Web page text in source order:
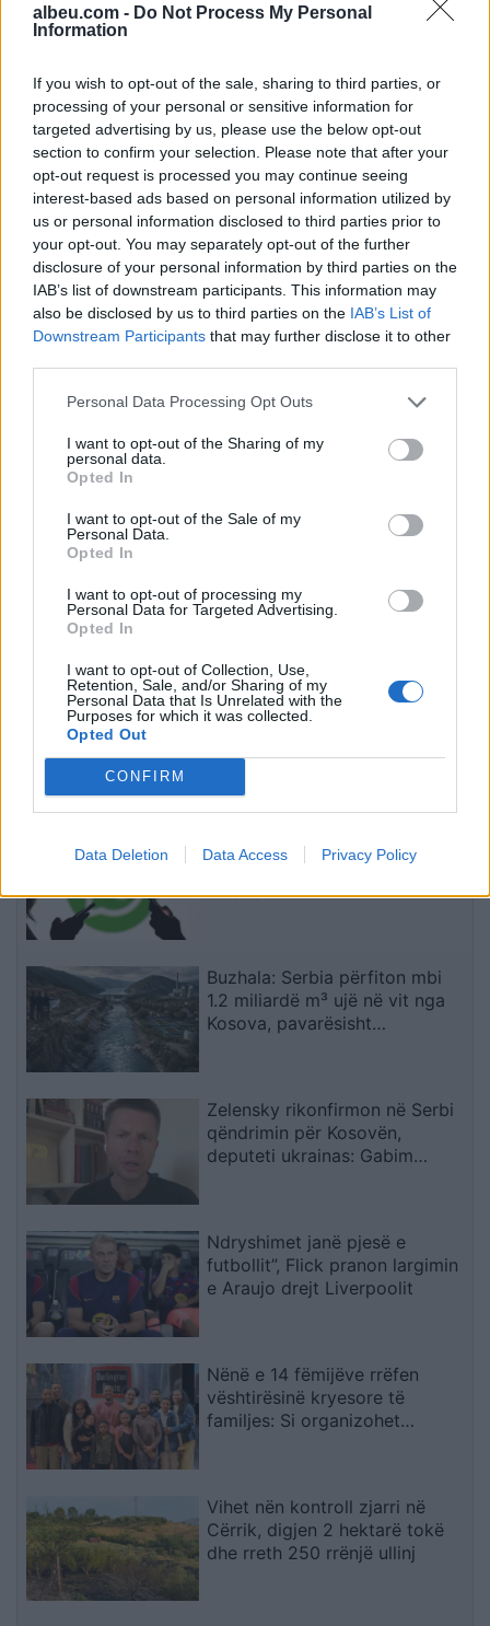
albeu.com - Do Not Process My Personal
Information
If you wish to opt-out of the sale, sharing to third parties, or
processing of your personal or sensitive information for
targeted advertising by us, please use the below opt-out
section to confirm your selection. Please note that after your
opt-out request is processed you may continue seeing
interest-based ads based on personal information utilized by
us or personal information disclosed to third parties prior to
your opt-out. You may separately opt-out of the further
disclosure of your personal information by third parties on the
IAB’s list of downstream participants. This information may
also be disclosed by us to third parties on the IAB’s List of
Downstream Participants that may further disclose it to other
Personal Data Processing Opt Outs
I want to opt-out of the Sharing of my
personal data.
Opted In
I want to opt-out of the Sale of my
Personal Data.
Opted In
I want to opt-out of processing my
Personal Data for Targeted Advertising.
Opted In
I want to opt-out of Collection, Use,
Retention, Sale, and/or Sharing of my
Personal Data that Is Unrelated with the
Purposes for which it was collected.
Opted Out
CONFIRM
Data Deletion Data Access Privacy Policy
ukrainas: Gabim
diplomatik, Ukraina duhet
ullinj
Përfundon protesta e 71-
të qytetare, mesazhi i
qartë për qeverinë: “Nesër
më shumë”, kërkohet
largimi i Ramës
Trump për Iranin: Po
zhvillojmë negociata të
kufizuara, Teherani
ndodhet në krizë të rëndë
ekonomike
I arrestuar në Dubai dhe
ekstraduar në Dublin,
përballet me akuza për
krim të organizuar
Sulm i rëndë në Angli, 30-
adoleshentë
Remzie Osmani
emocionon me dedikimin
për mbesën Ema: Jeta ime
Shqiptari i diasporës në
Belgjikë proteston kundër
së vjetër
të fundit
WhatsApp teston mesazhet
tekstuale që fshihen sapo
lexohen
Buzhala: Serbia përfiton mbi
1.2 miliardë m³ ujë në vit nga
Kosova, pavarësisht
Zelensky rikonfirmon në Serbi
qëndrimin për Kosovën,
deputeti ukrainas: Gabim
Ndryshimet janë pjesë e
futbollit”, Flick pranon largimin
e Araujo drejt Liverpoolit
Nënë e 14 fëmijëve rrëfen
vështirësinë kryesore të
familjes: Si organizohet
Vihet nën kontroll zjarri në
Cërrik, digjen 2 hektarë tokë
dhe rreth 250 rrënjë ullinj